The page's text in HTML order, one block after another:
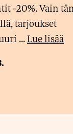
-20%. Vain
tarjoukset
...Lue lisää